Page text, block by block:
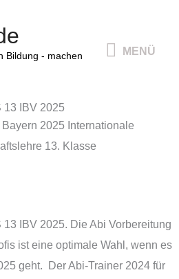
Bildung - machen
MENÜ
13 IBV 2025
IBV 2025. Die Abi Vorbereitung
ist eine optimale Wahl, wenn es
geht. Der Abi-Trainer 2024 für